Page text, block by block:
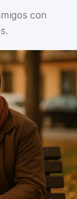
con